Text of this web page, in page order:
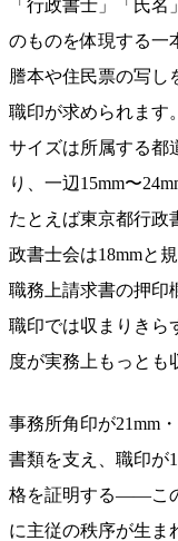
「行政書士」「氏
のものを体現する
謄本や住民票の写し
職印が求められます。
サイズは所属する都
り、一辺15mm〜
たとえば東京都行政
政書士会は18mmと
職務上請求書の押印
職印では収まりきら
度が実務上もっとも
事務所角印が21mm
書類を支え、職印が
格を証明する——こ
に主従の秩序が生ま